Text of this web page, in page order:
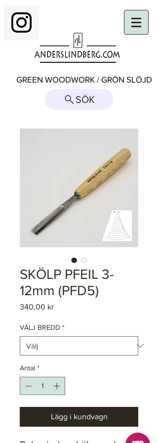
GREEN WOODWORK / GRÖN SLÖJD
SÖK
SKÖLP PFEIL 3-
12mm (PFD5)
340,00 krPris
VÄLJ BREDD *
Antal *
Lägg i kundvagn